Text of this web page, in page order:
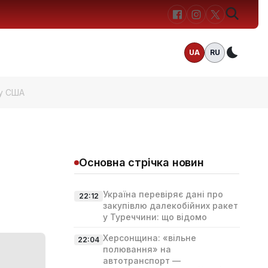
UA RU
США
Основна стрічка новин
22:12 Україна перевіряє дані про
закупівлю далекобійних ракет
у Туреччини: що відомо
22:04 Херсонщина: «вільне
полювання» на
автотранспорт —